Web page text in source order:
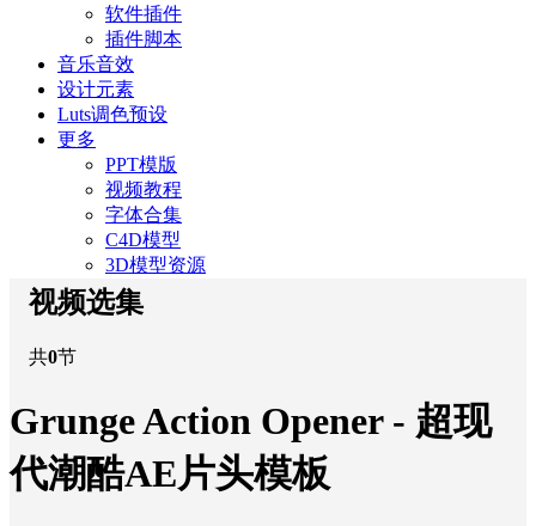
软件插件
插件脚本
音乐音效
设计元素
Luts调色预设
更多
PPT模版
视频教程
字体合集
C4D模型
3D模型资源
视频选集
共0节
Grunge Action Opener - 超现
代潮酷AE片头模板